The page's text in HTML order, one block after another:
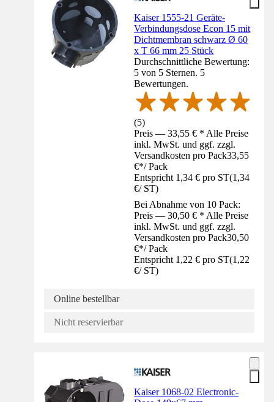
Kaiser 1555-21 Geräte-
Verbindungsdose Econ 15 mit
Dichtmembran schwarz Ø 60
x T 66 mm 25 Stück
Durchschnittliche Bewertung:
5 von 5 Sternen. 5
Bewertungen.
(5)
Preis — 33,55 € * Alle Preise
inkl. MwSt. und ggf. zzgl.
Versandkosten pro Pack33,55
€*/ Pack
Entspricht 1,34 € pro ST(1,34
€/ ST)
Bei Abnahme von 10 Pack:
Preis — 30,50 € * Alle Preise
inkl. MwSt. und ggf. zzgl.
Versandkosten pro Pack30,50
€*/ Pack
Entspricht 1,22 € pro ST(1,22
€/ ST)
Online bestellbar
Nicht reservierbar
Kaiser 1068-02 Electronic-